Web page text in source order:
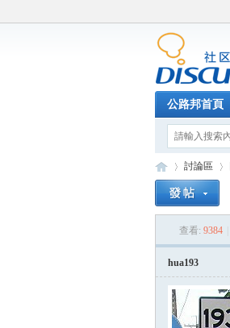
公路邦首頁
討論區
›
查看: 9384
hua193